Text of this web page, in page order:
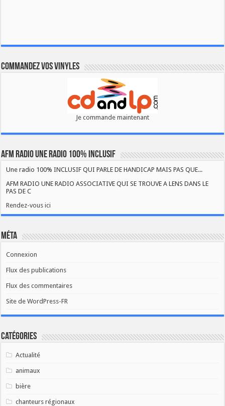
Commandez vos vinyles
Je commande maintenant
AFM RADIO UNE RADIO 100% INCLUSIF
Une radio 100% INCLUSIF QUI PARLE DE HANDICAP MAIS PAS QUE...
AFM RADIO UNE RADIO ASSOCIATIVE QUI SE TROUVE A LENS DANS LE
PAS DE C
Rendez-vous ici
Méta
Connexion
Flux des publications
Flux des commentaires
Site de WordPress-FR
Catégories
Actualité
animaux
bière
chanteurs régionaux